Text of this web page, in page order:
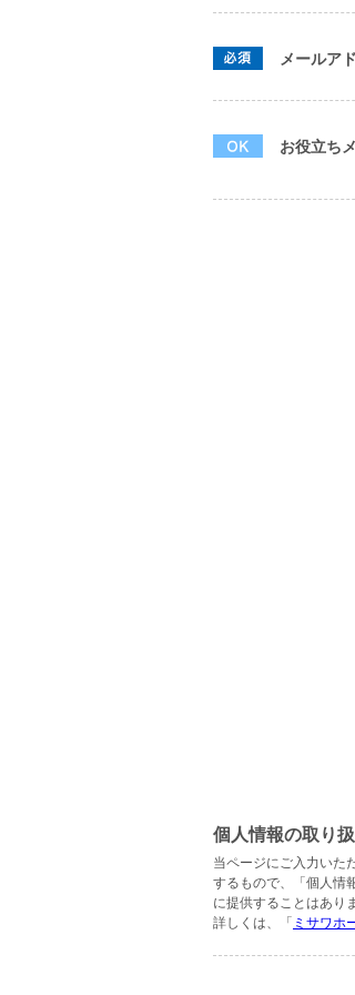
メールア
お役立ち
個人情報の取り
当ページにご入力いた
するもので、「個人情
に提供することはあり
詳しくは、「 ミサワホ